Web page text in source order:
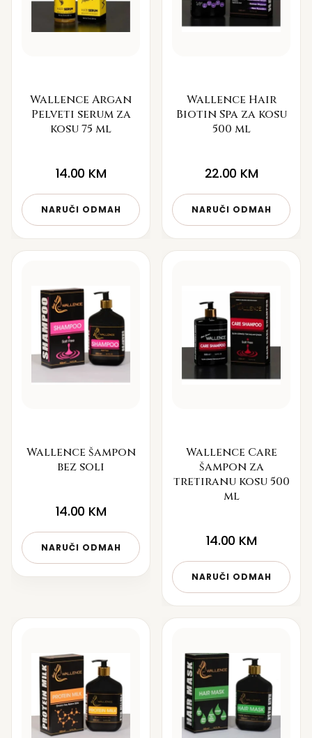
Wallence Argan
Pelveti serum za
kosu 75 ml
14.00 KM
NARUČI ODMAH
Wallence Hair
Biotin Spa za kosu
500 ml
22.00 KM
NARUČI ODMAH
Wallence šampon
bez soli
14.00 KM
NARUČI ODMAH
Wallence Care
šampon za
tretiranu kosu 500
ml
14.00 KM
NARUČI ODMAH